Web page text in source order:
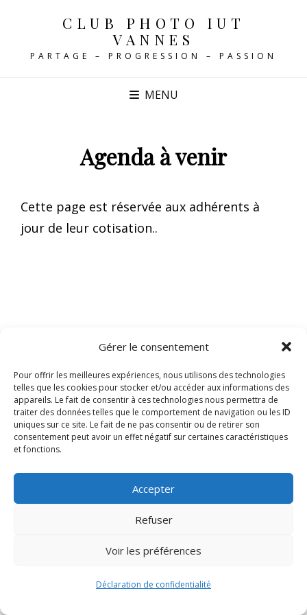
Gérer le consentement
Pour offrir les meilleures expériences, nous utilisons des technologies
telles que les cookies pour stocker et/ou accéder aux informations des
appareils. Le fait de consentir à ces technologies nous permettra de
traiter des données telles que le comportement de navigation ou les ID
uniques sur ce site. Le fait de ne pas consentir ou de retirer son
consentement peut avoir un effet négatif sur certaines caractéristiques
et fonctions.
Accepter
Refuser
Voir les préférences
Déclaration de confidentialité
CLUB PHOTO IUT
VANNES
PARTAGE – PROGRESSION – PASSION
MENU
Agenda à venir
Cette page est réservée aux adhérents à
jour de leur cotisation..
Signify-Child By Club Photo IUT Vannes @2024